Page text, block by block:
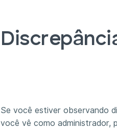
Se você estiver observando
você vê como administrador,